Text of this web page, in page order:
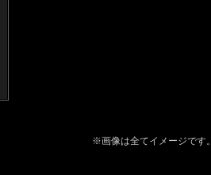
※画像は全てイメージです。